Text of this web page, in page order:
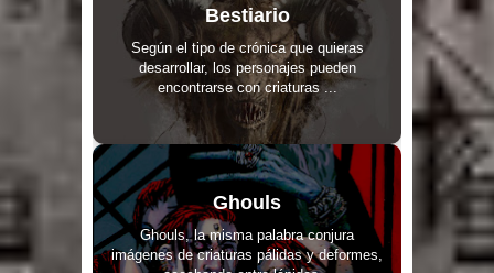
Bestiario
Según el tipo de crónica que quieras
desarrollar, los personajes pueden
encontrarse con criaturas ...
Ghouls
Ghouls, la misma palabra conjura
imágenes de criaturas pálidas y deformes,